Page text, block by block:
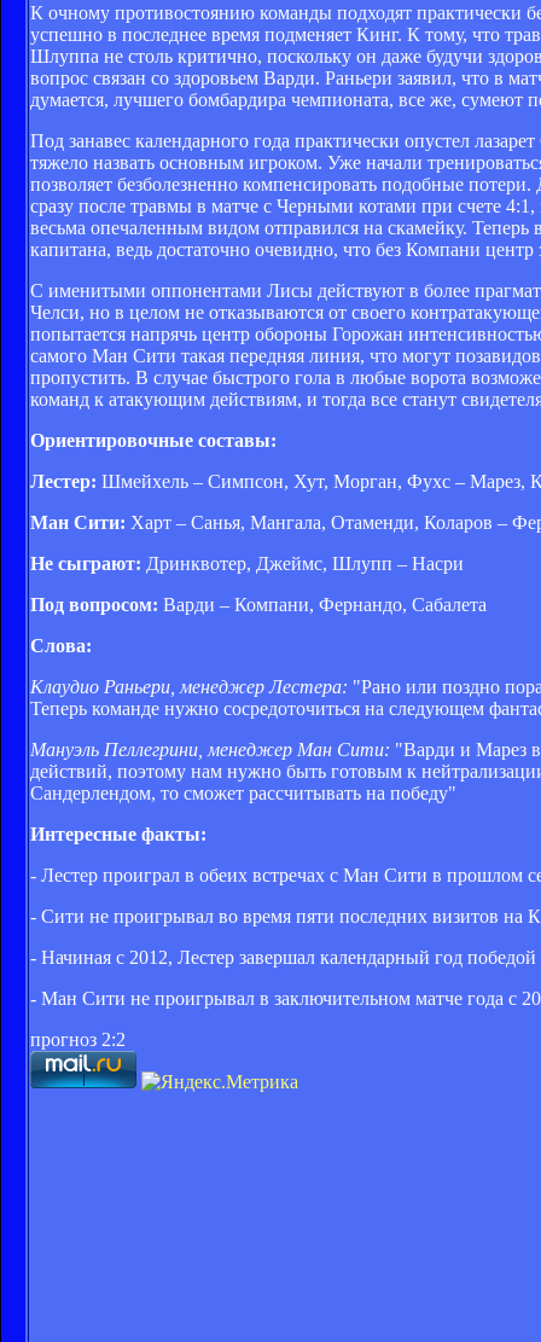
К очному противостоянию команды подходят практически
успешно в последнее время подменяет Кинг. К тому, что
Шлуппа не столь критично, поскольку он даже будучи
вопрос связан со здоровьем Варди. Раньери заявил, что в
думается, лучшего бомбардира чемпионата, все же, сумеют
Под занавес календарного года практически опустел
тяжело назвать основным игроком. Уже начали
позволяет безболезненно компенсировать подобные
сразу после травмы в матче с Черными котами при счете
весьма опечаленным видом отправился на скамейку.
капитана, ведь достаточно очевидно, что без Компани
С именитыми оппонентами Лисы действуют в более
Челси, но в целом не отказываются от своего
попытается напрячь центр обороны Горожан
самого Ман Сити такая передняя линия, что могут
пропустить. В случае быстрого гола в любые ворота
команд к атакующим действиям, и тогда все станут
Ориентировочные составы:
Лестер: Шмейхель – Симпсон, Хут, Морган, Фухс – Марез,
Ман Сити: Харт – Санья, Мангала, Отаменди, Коларов –
Не сыграют: Дринквотер, Джеймс, Шлупп – Насри
Под вопросом: Варди – Компани, Фернандо, Сабалета
Слова:
Клаудио Раньери, менеджер Лестера: "Рано или поздно
Теперь команде нужно сосредоточиться на следующем
Мануэль Пеллегрини, менеджер Ман Сити: "Варди и Марез
действий, поэтому нам нужно быть готовым к
Сандерлендом, то сможет рассчитывать на победу"
Интересные факты:
- Лестер проиграл в обеих встречах с Ман Сити в прошлом
- Сити не проигрывал во время пяти последних визитов на
- Начиная с 2012, Лестер завершал календарный год победой
- Ман Сити не проигрывал в заключительном матче года с
прогноз 2:2